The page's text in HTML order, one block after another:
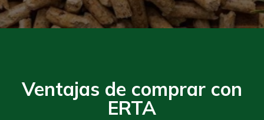
Ventajas de comprar con
ERTA